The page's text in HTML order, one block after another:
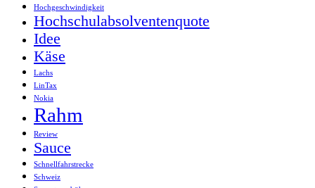
Hochgeschwindigkeit
Hochschulabsolventenquote
Idee
Käse
Lachs
LinTax
Nokia
Rahm
Review
Sauce
Schnellfahrstrecke
Schweiz